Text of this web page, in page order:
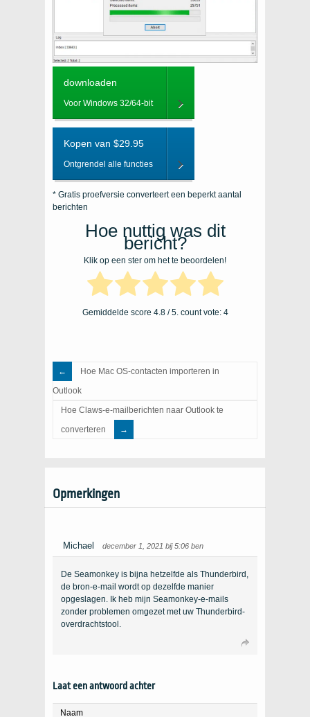
downloaden
Voor Windows 32/64-bit
Kopen van $29.95
Ontgrendel alle functies
* Gratis proefversie converteert een beperkt aantal
berichten
Hoe nuttig was dit
bericht?
Klik op een ster om het te beoordelen!
Gemiddelde score 4.8/ 5. count vote: 4
Hoe Mac OS-contacten importeren in
Outlook
Hoe Claws-e-mailberichten naar Outlook te
converteren
Opmerkingen
Michael december 1, 2021 bij 5:06 ben
De Seamonkey is bijna hetzelfde als Thunderbird,
de bron-e-mail wordt op dezelfde manier
opgeslagen. Ik heb mijn Seamonkey-e-mails
zonder problemen omgezet met uw Thunderbird-
overdrachtstool.
Laat een antwoord achter